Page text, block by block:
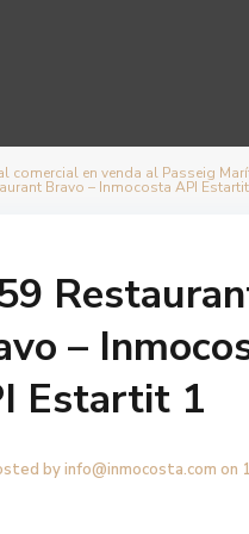
comercial en venda al Passeig
Bravo – Inmocosta API
–
Estartit 1
by info@inmocosta.com on